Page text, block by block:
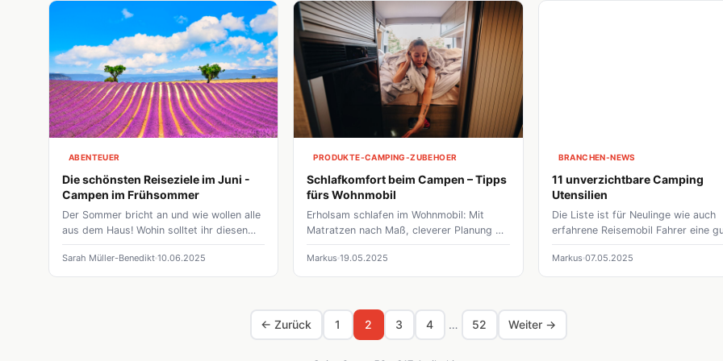
ABENTEUER
Die schönsten Reiseziele im Juni -
Campen im Frühsommer
Der Sommer bricht an und wie wollen alle
aus dem Haus! Wohin solltet ihr diesen
Juni reisen? Wir zeigen euch einige der
schönsten Ziele mit dem Wohnmobil für
den Frühsommer!
Sarah Müller-Benedikt 10.06.2025
PRODUKTE-CAMPING-ZUBEHOER
Schlafkomfort beim Campen – Tipps
fürs Wohnmobil
Erholsam schlafen im Wohnmobil: Mit
Matratzen nach Maß, cleverer Planung &
Tipps für ruhige Nächte wird
Campingurlaub zur echten Entspannung.
Markus 19.05.2025
BRANCHEN-NEWS
11 unverzichtbare Camping
Utensilien
Die Liste ist für Neulinge wie auch
erfahrene Reisemobil Fahrer eine
Erinnerung, dass man auch
dabei hat und dann nicht blöd
wenn man sein Handy aufladen
Markus 07.05.2025
← Zurück 1 2 3 4 … 52 Weiter →